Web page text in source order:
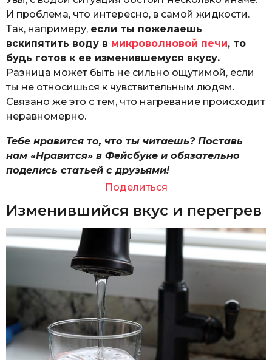
И проблема, что интересно, в самой жидкости.
Так, напримеру, если ты пожелаешь
вскипятить воду в микроволновой печи, то
будь готов к ее изменившемуся вкусу.
Разница может быть не сильно ощутимой, если
ты не относишься к чувствительным людям.
Связано же это с тем, что нагревание происходит
неравномерно.
Тебе нравится то, что ты читаешь? Поставь
нам «Нравится» в Фейсбуке и обязательно
поделись статьей с друзьями!
Поделиться
Изменившийся вкус и перегрев